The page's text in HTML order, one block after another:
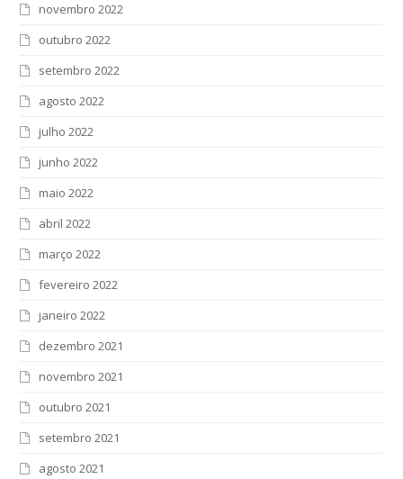
novembro 2022
outubro 2022
setembro 2022
agosto 2022
julho 2022
junho 2022
maio 2022
abril 2022
março 2022
fevereiro 2022
janeiro 2022
dezembro 2021
novembro 2021
outubro 2021
setembro 2021
agosto 2021